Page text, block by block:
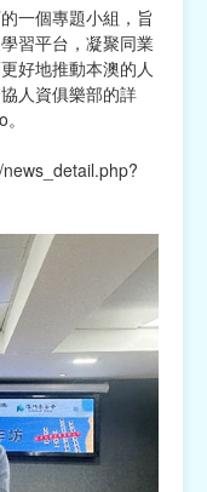
一個專題小組，旨
習平台，凝聚同業
好地推動本澳的人
人資俱樂部的詳